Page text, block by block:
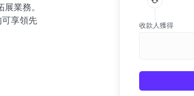
業務。
享領先
收款人獲得